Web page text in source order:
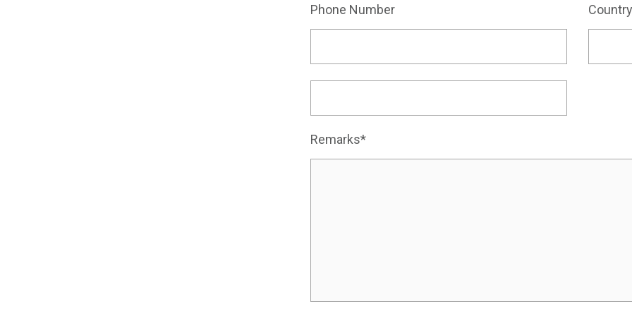
Phone Number
Remarks*